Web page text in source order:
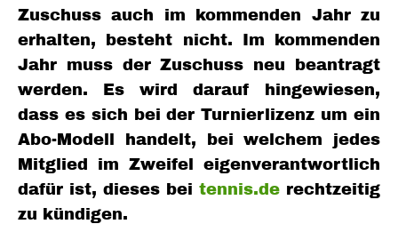
Zuschuss auch im kommenden Jahr zu
erhalten, besteht nicht. Im kommenden
Jahr muss der Zuschuss neu beantragt
werden. Es wird darauf hingewiesen,
dass es sich bei der Turnierlizenz um ein
Abo-Modell handelt, bei welchem jedes
Mitglied im Zweifel eigenverantwortlich
dafür ist, dieses bei tennis.de rechtzeitig
zu kündigen.